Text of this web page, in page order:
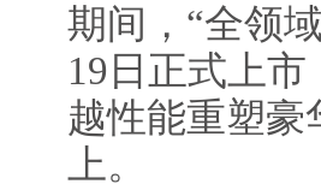
期间，“全领
19日正式上
越性能重塑豪
上。